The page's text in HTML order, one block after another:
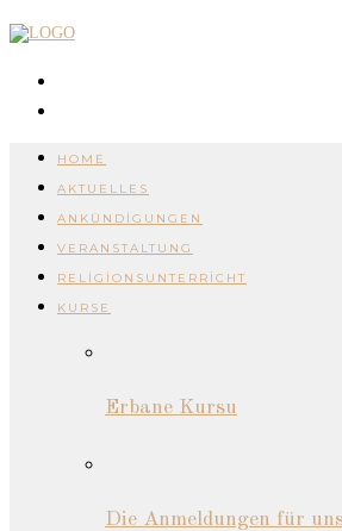
HOME
AKTUELLES
ANKÜNDIGUNGEN
VERANSTALTUNG
RELIGIONSUNTERRICHT
KURSE
Erbane Kursu
Die Anmeldungen für